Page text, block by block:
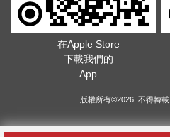
在Apple Store
下載我們的
App
版權所有©2026. 不得轉載